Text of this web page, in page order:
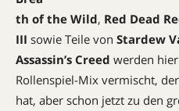
th of the Wild, Red Dead
III sowie Teile von Stardew
Assassin’s Creed werden
Rollenspiel-Mix vermischt,
hat, aber schon jetzt zu den